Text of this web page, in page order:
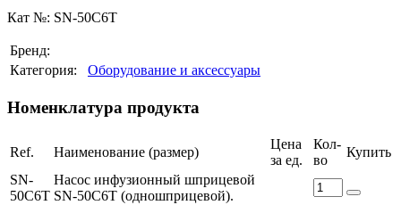
Кат №: SN-50C6T
Бренд:
Категория:
Оборудование и аксессуары
Номенклатура продукта
Ref. Наименование (размер)
Цена
за ед.
Кол-
во
Купить
SN-
50C6T
Насос инфузионный шприцевой
SN-50C6T (одношприцевой).